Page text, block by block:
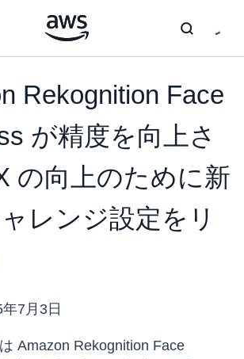
Rekognition Face
が精度を向上さ
の向上のために新
レンジ設定をリ
7月3日
Amazon Rekognition Face